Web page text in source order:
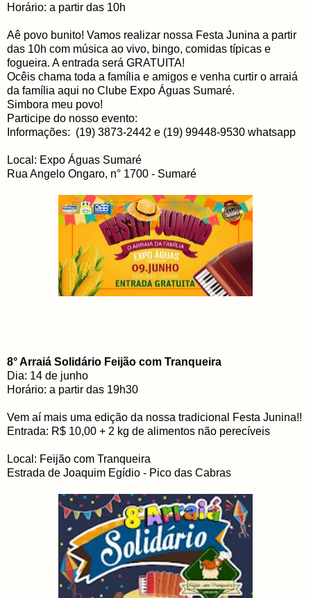
Horário: a partir das 10h
Aê povo bunito! Vamos realizar nossa Festa Junina a partir
das 10h com música ao vivo, bingo, comidas típicas e
fogueira. A entrada será GRATUITA!
Ocêis chama toda a família e amigos e venha curtir o arraiá
da família aqui no Clube Expo Águas Sumaré.
Simbora meu povo!
Participe do nosso evento:
Informações: (19) 3873-2442 e (19) 99448-9530 whatsapp
Local: Expo Águas Sumaré
Rua Angelo Ongaro, n° 1700 - Sumaré
8° Arraiá Solidário Feijão com Tranqueira
Dia: 14 de junho
Horário: a partir das 19h30
Vem aí mais uma edição da nossa tradicional Festa Junina!!
Entrada: R$ 10,00 + 2 kg de alimentos não perecíveis
Local: Feijão com Tranqueira
Estrada de Joaquim Egídio - Pico das Cabras